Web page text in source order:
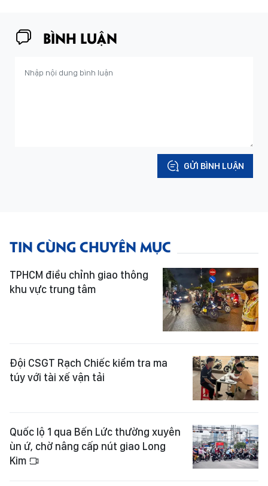
BÌNH LUẬN
GỬI BÌNH LUẬN
TIN CÙNG CHUYÊN MỤC
TPHCM điều chỉnh giao thông
khu vực trung tâm
Đội CSGT Rạch Chiếc kiểm tra ma
túy với tài xế vận tải
Quốc lộ 1 qua Bến Lức thường xuyên
ùn ứ, chờ nâng cấp nút giao Long
Kim